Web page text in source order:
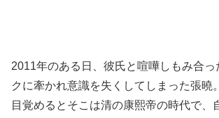
2011年のある日、彼氏と喧嘩しもみ合っ
クに牽かれ意識を失くしてしまった張曉。
目覚めるとそこは清の康熙帝の時代で、